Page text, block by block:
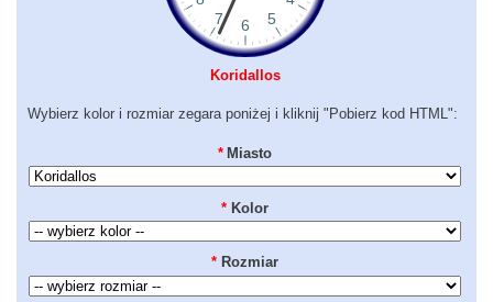
Koridallos
Wybierz kolor i rozmiar zegara poniżej i kliknij "Pobierz kod HTML":
* Miasto
* Kolor
* Rozmiar